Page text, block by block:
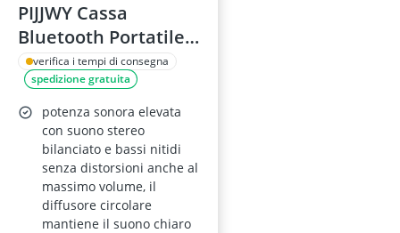
PIJJWY Cassa
Bluetooth Portatile
30W con Doppio
Bass Driver, IPX7
Impermeabile, 24h
Autonomia, RGB
Luci, Micro SD/TF,
AUX, TWS
verifica i tempi di consegna
spedizione gratuita
potenza sonora elevata
con suono stereo
bilanciato e bassi nitidi
senza distorsioni anche al
massimo volume, il
diffusore circolare
mantiene il suono chiaro